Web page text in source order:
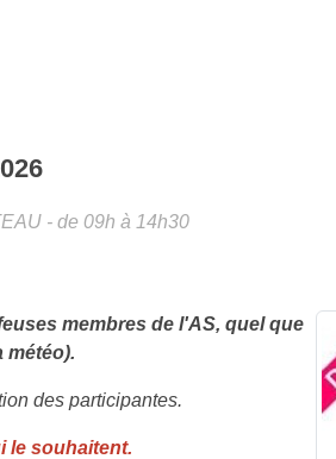
- de 09h à 14h30
membres de l'AS, quel que
météo).
des participantes.
le souhaitent.